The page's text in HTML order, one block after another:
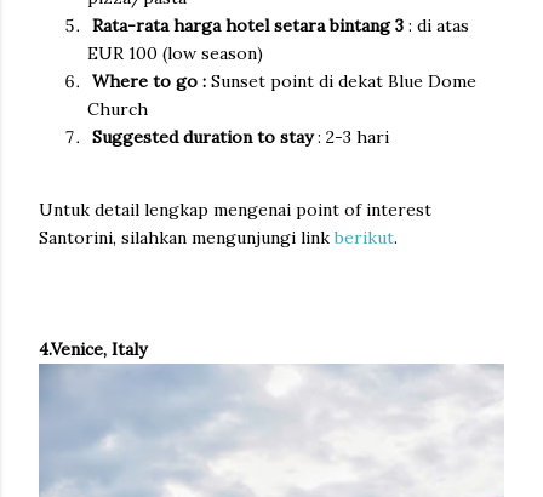
Rata-rata harga hotel setara bintang 3 : di atas
EUR 100 (low season)
Where to go : Sunset point di dekat Blue Dome
Church
Suggested duration to stay: 2-3 hari
Untuk detail lengkap mengenai point of interest
Santorini, silahkan mengunjungi linkberikut.
4.Venice, Italy